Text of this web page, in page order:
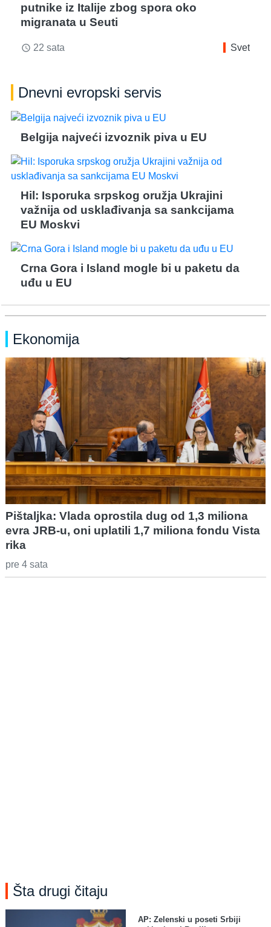
putnike iz Italije zbog spora oko
migranata u Seuti
access_time 22 sata Svet
Dnevni evropski servis
Belgija najveći izvoznik piva u EU
Hil: Isporuka srpskog oružja Ukrajini
važnija od usklađivanja sa sankcijama
EU Moskvi
Crna Gora i Island mogle bi u paketu da
uđu u EU
Ekonomija
Pištaljka: Vlada oprostila dug od 1,3 miliona
evra JRB-u, oni uplatili 1,7 miliona fondu Vista
rika
pre 4 sata
Šta drugi čitaju
AP: Zelenski u poseti Srbiji